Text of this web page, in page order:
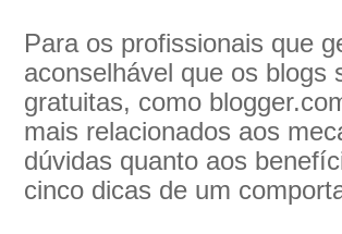
Para os profissionais que
aconselhável que os
gratuitas, como
mais relacionados aos
dúvidas quanto aos
cinco dicas de um